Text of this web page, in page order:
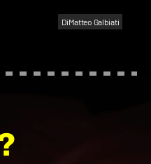
DiMatteo Galbiati